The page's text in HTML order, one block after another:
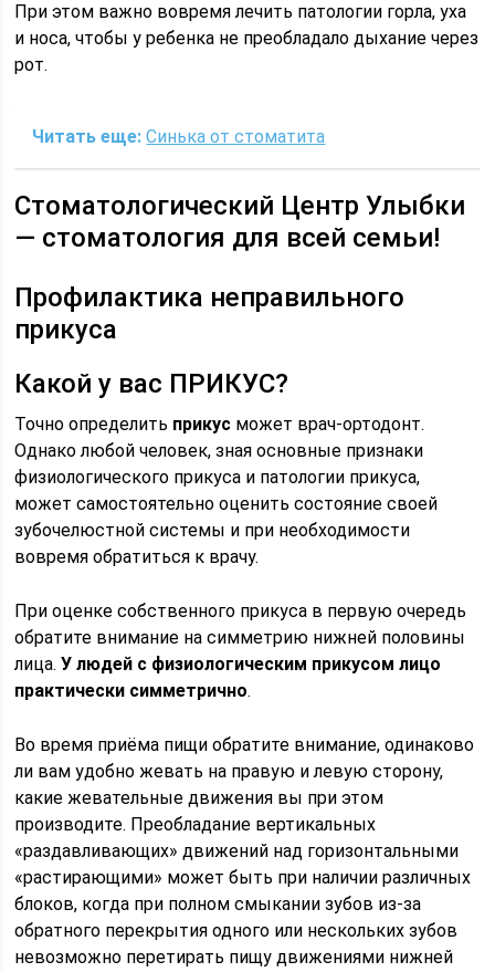
При этом важно вовремя лечить патологии горла, уха
и носа, чтобы у ребенка не преобладало дыхание через
рот.
Читать еще: Синька от стоматита
Стоматологический Центр Улыбки
— стоматология для всей семьи!
Профилактика неправильного
прикуса
Какой у вас ПРИКУС?
Точно определить прикус может врач-ортодонт.
Однако любой человек, зная основные признаки
физиологического прикуса и патологии прикуса,
может самостоятельно оценить состояние своей
зубочелюстной системы и при необходимости
вовремя обратиться к врачу.
При оценке собственного прикуса в первую очередь
обратите внимание на симметрию нижней половины
лица.У людей с физиологическим прикусом лицо
практически симметрично.
Во время приёма пищи обратите внимание, одинаково
ли вам удобно жевать на правую и левую сторону,
какие жевательные движения вы при этом
производите. Преобладание вертикальных
«раздавливающих» движений над горизонтальными
«растирающими» может быть при наличии различных
блоков, когда при полном смыкании зубов из-за
обратного перекрытия одного или нескольких зубов
невозможно перетирать пищу движениями нижней